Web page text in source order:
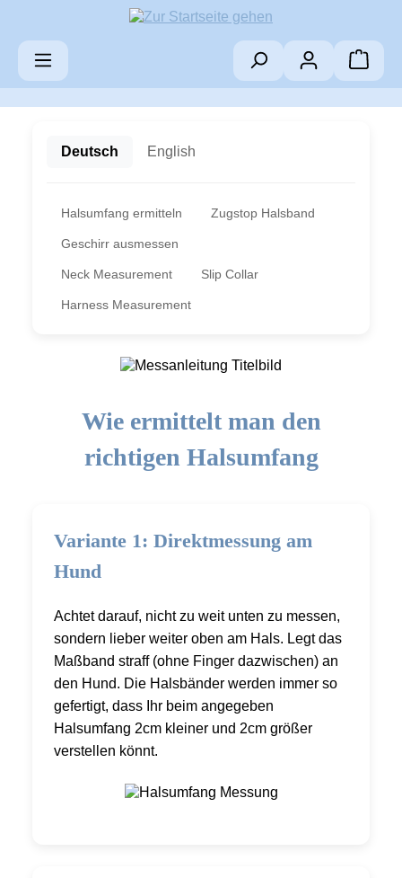
Zum Hauptinhalt springen
Deutsch English
Halsumfang ermitteln Zugstop Halsband
Geschirr ausmessen
Neck Measurement Slip Collar
Harness Measurement
Wie ermittelt man den
richtigen Halsumfang
Variante 1: Direktmessung am
Hund
Achtet darauf, nicht zu weit unten zu messen,
sondern lieber weiter oben am Hals. Legt das
Maßband straff (ohne Finger dazwischen) an
den Hund. Die Halsbänder werden immer so
gefertigt, dass Ihr beim angegeben
Halsumfang 2cm kleiner und 2cm größer
verstellen könnt.